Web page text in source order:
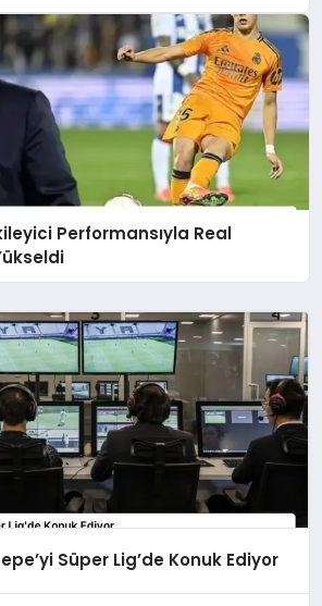
Performansıyla Real
Süper Lig’de Konuk Ediyor